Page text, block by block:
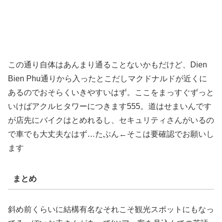
この通り自体はあんまり通ることないかもだけど、Dien
Bien Phu通りから入ったとこだしマクドナルドが近くに
あるのでおそらくいきやすいはず。ここをまっすぐずっと
いけばアクルヒタワーにつきます555。道はせまいんです
が店先にバイクはとめれるし、セキュリティさんがいるの
で車でも大丈夫なはず…たぶん←そこは要確認でお願いし
ます
まとめ
斜め前くらいに結構有名なそれこそ観光スポットにもなっ